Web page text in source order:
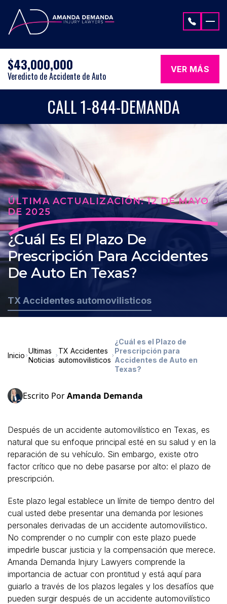
$43,000,000
Veredicto de Accidente de Auto
VER MÁS
CALL 1-844-DEMANDA
ÚLTIMA ACTUALIZACIÓN: 12 DE MAYO
DE 2025
¿Cuál Es El Plazo De
Prescripción Para Accidentes
De Auto En Texas?
TX Accidentes automovilisticos
Inicio
Ultimas
Noticias
TX Accidentes
automovilisticos
¿Cuál es el Plazo de
Prescripción para
Accidentes de Auto en
Texas?
Escrito PorAmanda Demanda
Después de un accidente automovilístico en Texas, es
natural que su enfoque principal esté en su salud y en la
reparación de su vehículo. Sin embargo, existe otro
factor crítico que no debe pasarse por alto: el plazo de
prescripción.
Este plazo legal establece un límite de tiempo dentro del
cual usted debe presentar una demanda por lesiones
personales derivadas de un accidente automovilístico.
No comprender o no cumplir con este plazo puede
impedirle buscar justicia y la compensación que merece.
Amanda Demanda Injury Lawyers comprende la
importancia de actuar con prontitud y está aquí para
guiarlo a través de los plazos legales y los desafíos que
pueden surgir después de un accidente automovilístico